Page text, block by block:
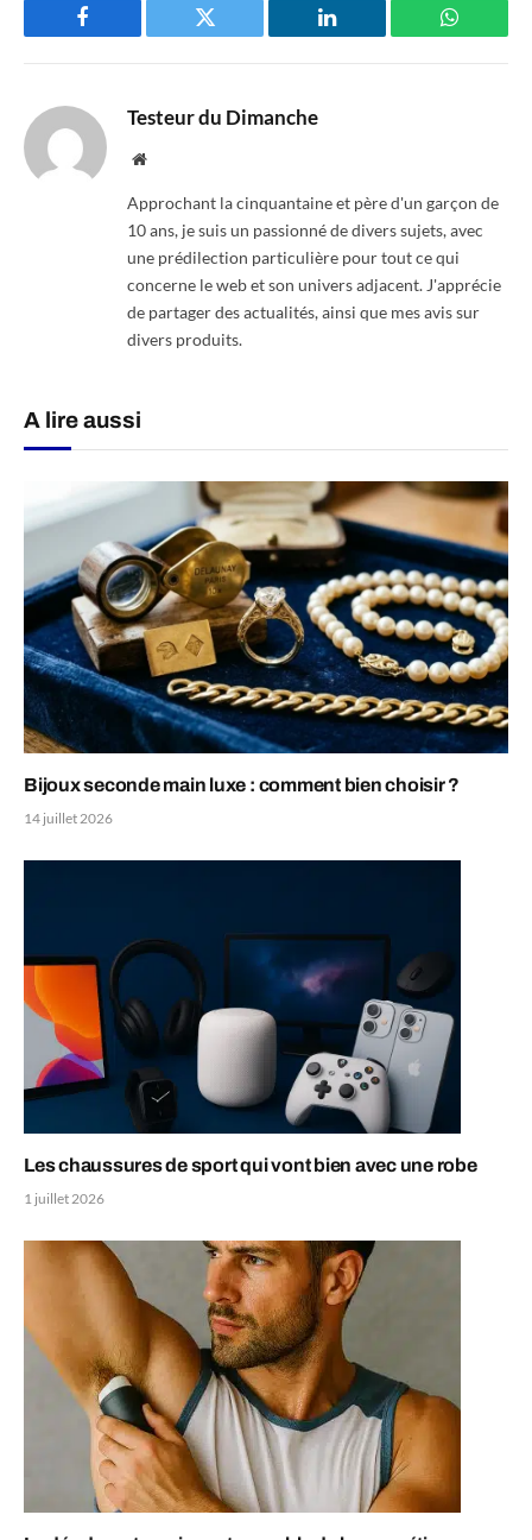
Facebook Twitter LinkedIn
Testeur du Dimanche
Website
Approchant la cinquantaine et père d'un garçon de
10 ans, je suis un passionné de divers sujets, avec
une prédilection particulière pour tout ce qui
concerne le web et son univers adjacent. J'apprécie
de partager des actualités, ainsi que mes avis sur
divers produits.
A lire aussi
Bijoux seconde main luxe : comment bien choisir ?
14 juillet 2026
Les chaussures de sport qui vont bien avec une robe
1 juillet 2026